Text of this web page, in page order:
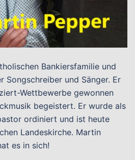
Bankiersfamilie und
Songschreiber und Sänger. Er
Wettbewerbe gewonnen
begeistert. Er wurde als
ordiniert und ist heute
Landeskirche. Martin
es in sich!